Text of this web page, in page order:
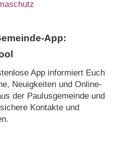
App:
App informiert Euch
Neuigkeiten und Online-
der Paulusgemeinde und
Kontakte und